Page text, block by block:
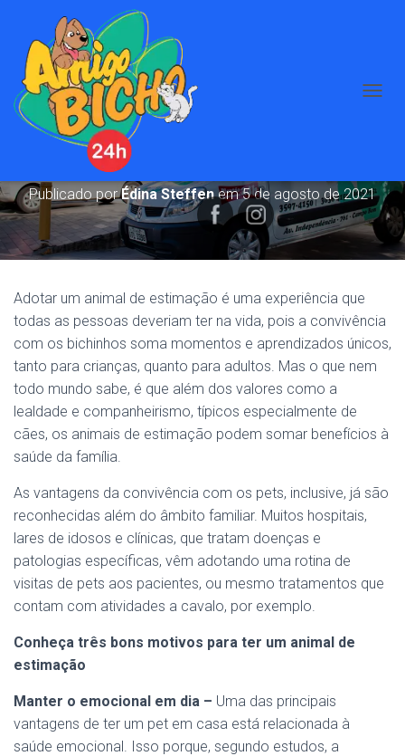
N
A
R
N
A
A
Ç
Ã
Três bons motivos para ter um pet
Publicado porÉdina Steffenem5 de agosto de 2021
Adotar um animal de estimação é uma experiência que
todas as pessoas deveriam ter na vida, pois a convivência
com os bichinhos soma momentos e aprendizados únicos,
tanto para crianças, quanto para adultos. Mas o que nem
todo mundo sabe, é que além dos valores como a
lealdade e companheirismo, típicos especialmente de
cães, os animais de estimação podem somar benefícios à
saúde da família.
As vantagens da convivência com os pets, inclusive, já são
reconhecidas além do âmbito familiar. Muitos hospitais,
lares de idosos e clínicas, que tratam doenças e
patologias específicas, vêm adotando uma rotina de
visitas de pets aos pacientes, ou mesmo tratamentos que
contam com atividades a cavalo, por exemplo.
Conheça três bons motivos para ter um animal de
estimação
Manter o emocional em dia – Uma das principais
vantagens de ter um pet em casa está relacionada à
saúde emocional. Isso porque, segundo estudos, a